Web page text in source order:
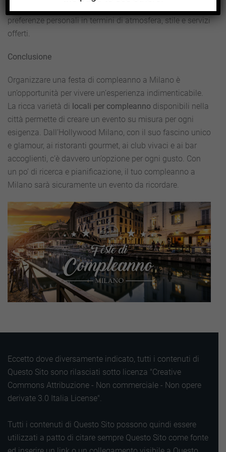
preferenze personali in termini di atmosfera, stile e servizi
offerti.
Conclusione
Organizzare una festa di compleanno a Milano è
un’opportunità per vivere un’esperienza indimenticabile.
La ricca varietà di locali per compleanno disponibili nella
città permette di creare un evento su misura per ogni
esigenza. Dall’Hollywood Milano, con il suo fascino unico
e glamour, ai ristoranti gourmet, ai club vivaci e ai bar
accoglienti, c’è davvero un’opzione per ogni gusto. Con
un po’ di ricerca e pianificazione, il tuo compleanno a
Milano sarà sicuramente un evento da ricordare.
Eccetto dove diversamente indicato, tutti i contenuti di
Questo Sito sono rilasciati sotto licenza "Creative
Commons Attribuzione - Non commerciale - Non opere
derivate 3.0 Italia License".
Tutti i contenuti di Questo Sito possono quindi essere
utilizzati a patto di citare sempre Questo Sito come fonte